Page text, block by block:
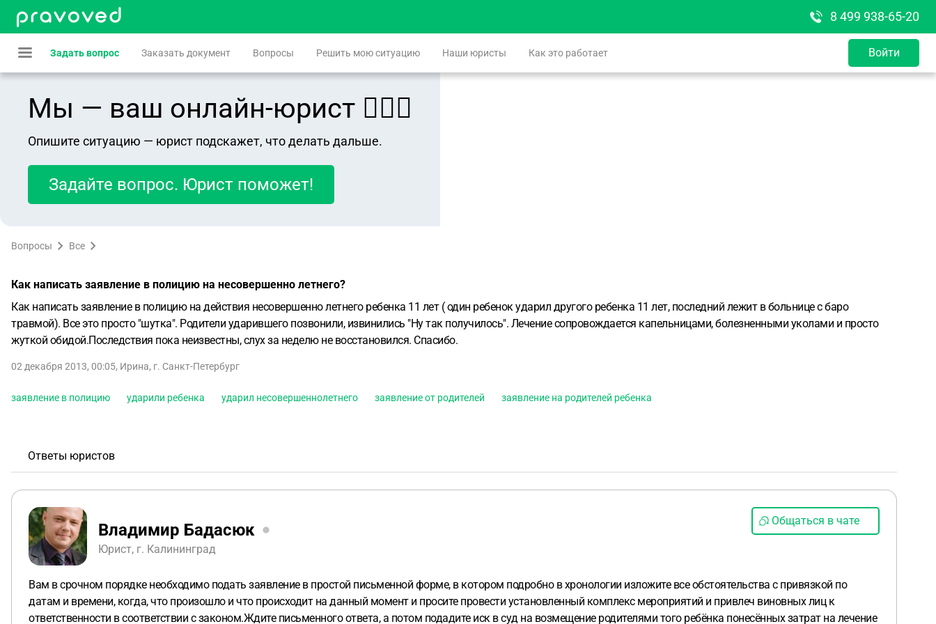
8 499 938-65-20
Задать вопрос Заказать документ Вопросы Решить мою ситуацию Наши юристы Как это работает Войти
Мы — ваш онлайн-юрист 👨🏻‍⚖️
Опишите ситуацию — юрист подскажет, что делать дальше.
Задайте вопрос. Юрист поможет!
Вопросы Все
Как написать заявление в полицию на несовершенно летнего?
Как написать заявление в полицию на действия несовершенно летнего ребенка 11 лет ( один ребенок ударил другого ребенка 11 лет, последний лежит в больнице с баро
травмой). Все это просто "шутка". Родители ударившего позвонили, извинились "Ну так получилось". Лечение сопровождается капельницами, болезненными уколами и просто
жуткой обидой.Последствия пока неизвестны, слух за неделю не восстановился. Спасибо.
02 декабря 2013, 00:05, Ирина, г. Санкт-Петербург
заявление в полицию ударили ребенка ударил несовершеннолетнего заявление от родителей заявление на родителей ребенка
Ответы юристов
Владимир Бадасюк
Юрист, г. Калининград
Общаться в чате
Вам в срочном порядке необходимо подать заявление в простой письменной форме, в котором подробно в хронологии изложите все обстоятельства с привязкой по
датам и времени, когда, что произошло и что происходит на данный момент и просите провести установленный комплекс мероприятий и привлеч виновных лиц к
ответственности в соответствии с законом.Ждите письменного ответа, а потом подадите иск в суд на возмещение родителями того ребёнка понесённых затрат на лечение